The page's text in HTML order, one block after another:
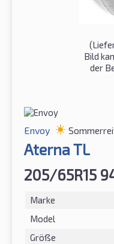
Bild
der
Envoy
Aterna TL
205/65R15
Marke
Model
Größe